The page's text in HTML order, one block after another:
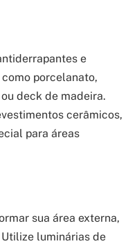
e
porcelanato,
deck de madeira.
cerâmicos,
para áreas
sua área externa,
luminárias de